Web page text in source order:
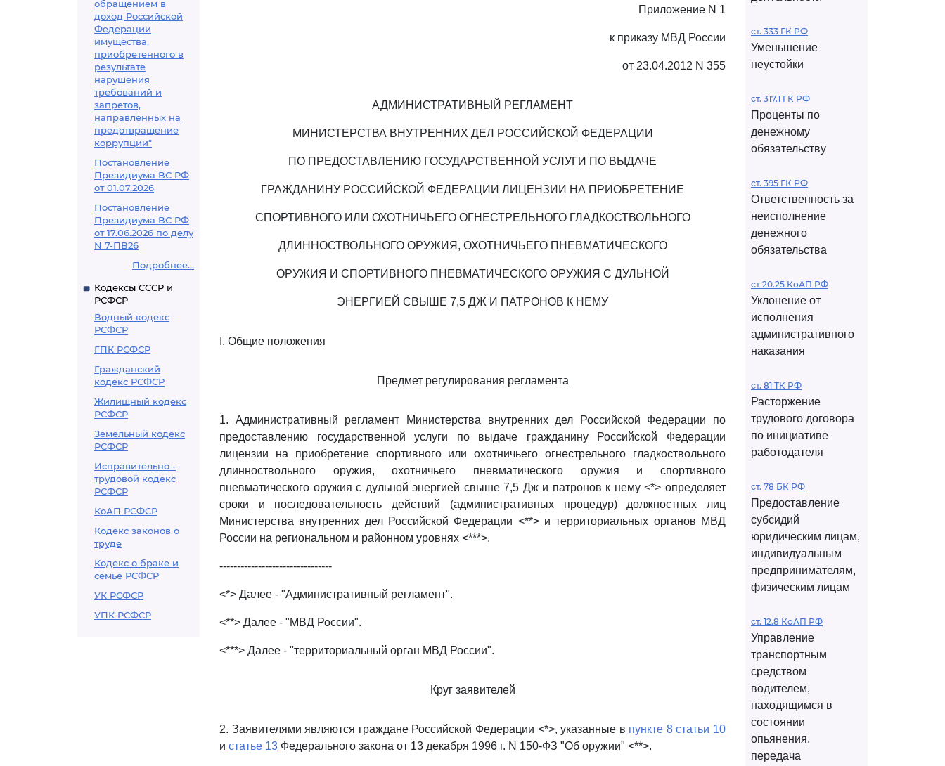
обращением в
доход Российской
Федерации
имущества,
приобретенного в
результате
нарушения
требований и
запретов,
направленных на
предотвращение
коррупции"
Постановление
Президиума ВС РФ
от 01.07.2026
Постановление
Президиума ВС РФ
от 17.06.2026 по делу
N 7-ПВ26
Подробнее...
Кодексы СССР и
РСФСР
Водный кодекс
РСФСР
ГПК РСФСР
Гражданский
кодекс РСФСР
Жилищный кодекс
РСФСР
Земельный кодекс
РСФСР
Исправительно -
трудовой кодекс
РСФСР
КоАП РСФСР
Кодекс законов о
труде
Кодекс о браке и
семье РСФСР
УК РСФСР
УПК РСФСР
Приложение N 1
к приказу МВД России
от 23.04.2012 N 355
АДМИНИСТРАТИВНЫЙ РЕГЛАМЕНТ
МИНИСТЕРСТВА ВНУТРЕННИХ ДЕЛ РОССИЙСКОЙ ФЕДЕРАЦИИ
ПО ПРЕДОСТАВЛЕНИЮ ГОСУДАРСТВЕННОЙ УСЛУГИ ПО ВЫДАЧЕ
ГРАЖДАНИНУ РОССИЙСКОЙ ФЕДЕРАЦИИ ЛИЦЕНЗИИ НА ПРИОБРЕТЕНИЕ
СПОРТИВНОГО ИЛИ ОХОТНИЧЬЕГО ОГНЕСТРЕЛЬНОГО ГЛАДКОСТВОЛЬНОГО
ДЛИННОСТВОЛЬНОГО ОРУЖИЯ, ОХОТНИЧЬЕГО ПНЕВМАТИЧЕСКОГО
ОРУЖИЯ И СПОРТИВНОГО ПНЕВМАТИЧЕСКОГО ОРУЖИЯ С ДУЛЬНОЙ
ЭНЕРГИЕЙ СВЫШЕ 7,5 ДЖ И ПАТРОНОВ К НЕМУ
I. Общие положения
Предмет регулирования регламента
1. Административный регламент Министерства внутренних дел Российской Федерации по
предоставлению государственной услуги по выдаче гражданину Российской Федерации
лицензии на приобретение спортивного или охотничьего огнестрельного гладкоствольного
длинноствольного оружия, охотничьего пневматического оружия и спортивного
пневматического оружия с дульной энергией свыше 7,5 Дж и патронов к нему <*> определяет
сроки и последовательность действий (административных процедур) должностных лиц
Министерства внутренних дел Российской Федерации <**> и территориальных органов МВД
России на региональном и районном уровнях <***>.
--------------------------------
<*> Далее - "Административный регламент".
<**> Далее - "МВД России".
<***> Далее - "территориальный орган МВД России".
Круг заявителей
2. Заявителями являются граждане Российской Федерации <*>, указанные в пункте 8 статьи 10
и статье 13 Федерального закона от 13 декабря 1996 г. N 150-ФЗ "Об оружии" <**>.
ст. 333 ГК РФ
Уменьшение
неустойки
ст. 317.1 ГК РФ
Проценты по
денежному
обязательству
ст. 395 ГК РФ
Ответственность за
неисполнение
денежного
обязательства
ст 20.25 КоАП РФ
Уклонение от
исполнения
административного
наказания
ст. 81 ТК РФ
Расторжение
трудового договора
по инициативе
работодателя
ст. 78 БК РФ
Предоставление
субсидий
юридическим лицам,
индивидуальным
предпринимателям,
физическим лицам
ст. 12.8 КоАП РФ
Управление
транспортным
средством
водителем,
находящимся в
состоянии
опьянения,
передача